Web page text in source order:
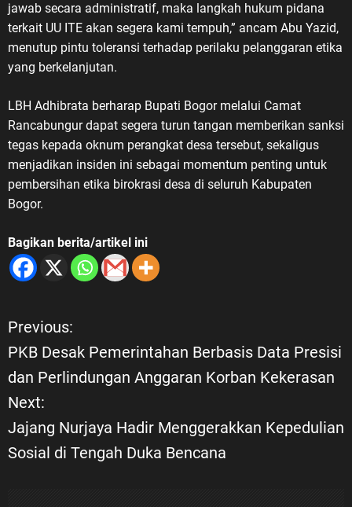
jawab secara administratif, maka langkah hukum pidana
terkait UU ITE akan segera kami tempuh,” ancam Abu Yazid,
menutup pintu toleransi terhadap perilaku pelanggaran etika
yang berkelanjutan.
LBH Adhibrata berharap Bupati Bogor melalui Camat
Rancabungur dapat segera turun tangan memberikan sanksi
tegas kepada oknum perangkat desa tersebut, sekaligus
menjadikan insiden ini sebagai momentum penting untuk
pembersihan etika birokrasi desa di seluruh Kabupaten
Bogor.
Bagikan berita/artikel ini
N
a
v
i
Previous:
PKB Desak Pemerintahan Berbasis Data Presisi
dan Perlindungan Anggaran Korban Kekerasan
Next:
Jajang Nurjaya Hadir Menggerakkan Kepedulian
Sosial di Tengah Duka Bencana